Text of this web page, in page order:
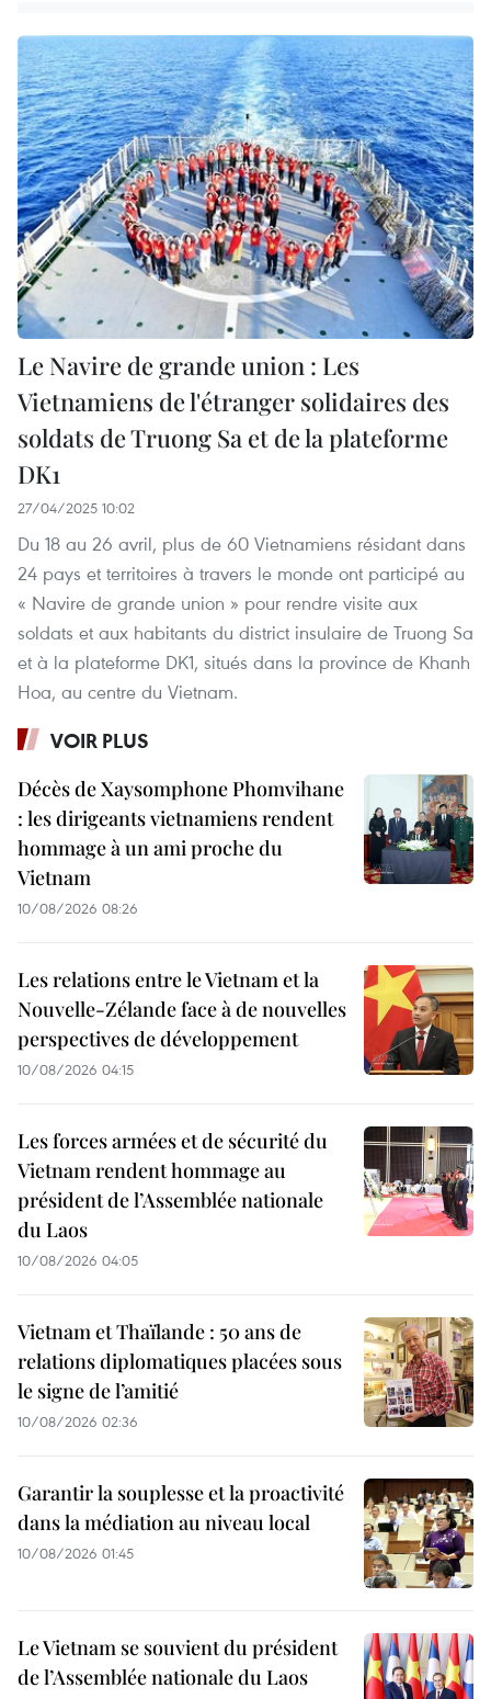
Le Navire de grande union : Les
Vietnamiens de l'étranger solidaires des
soldats de Truong Sa et de la plateforme
DK1
27/04/2025 10:02
Du 18 au 26 avril, plus de 60 Vietnamiens résidant dans
24 pays et territoires à travers le monde ont participé au
« Navire de grande union » pour rendre visite aux
soldats et aux habitants du district insulaire de Truong Sa
et à la plateforme DK1, situés dans la province de Khanh
Hoa, au centre du Vietnam.
VOIR PLUS
Décès de Xaysomphone Phomvihane
: les dirigeants vietnamiens rendent
hommage à un ami proche du
Vietnam
10/08/2026 08:26
Les relations entre le Vietnam et la
Nouvelle-Zélande face à de nouvelles
perspectives de développement
10/08/2026 04:15
Les forces armées et de sécurité du
Vietnam rendent hommage au
président de l’Assemblée nationale
du Laos
10/08/2026 04:05
Vietnam et Thaïlande : 50 ans de
relations diplomatiques placées sous
le signe de l’amitié
10/08/2026 02:36
Garantir la souplesse et la proactivité
dans la médiation au niveau local
10/08/2026 01:45
Le Vietnam se souvient du président
de l’Assemblée nationale du Laos